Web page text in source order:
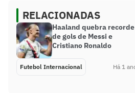
RELACIONADAS
Haaland quebra recorde
de gols de Messi e
Cristiano Ronaldo
Futebol Internacional Há 1